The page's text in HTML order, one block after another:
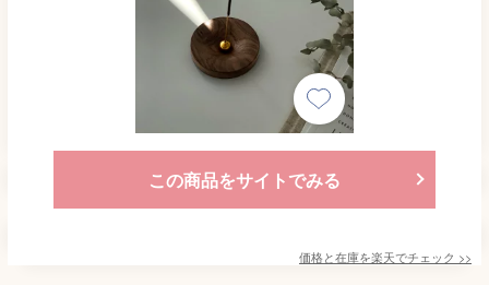
この商品をサイトでみる
価格と在庫を楽天でチェック >>